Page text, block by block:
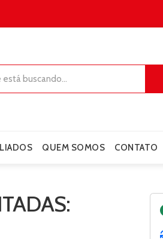
QUEM SOMOS CONTATO